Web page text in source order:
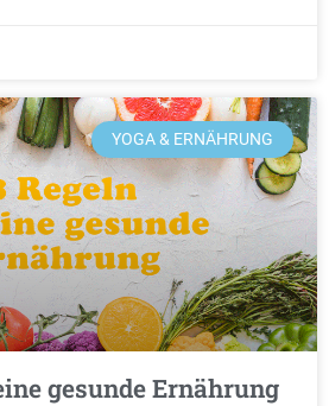
YOGA & ERNÄHRUNG
gesunde Ernährung